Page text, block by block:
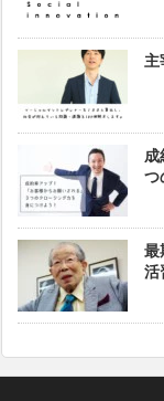
つ
最
活